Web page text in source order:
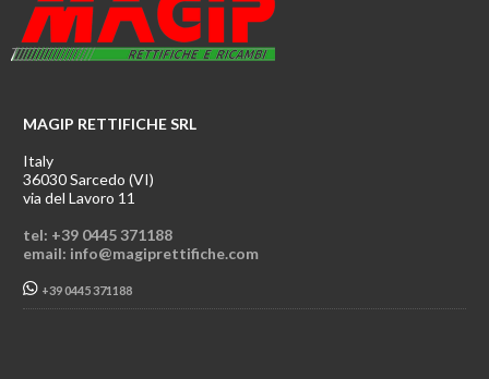
MAGIP RETTIFICHE SRL
Italy
36030 Sarcedo (VI)
via del Lavoro 11
tel: +39 0445 371188
email: info@magiprettifiche.com
+39 0445 371188